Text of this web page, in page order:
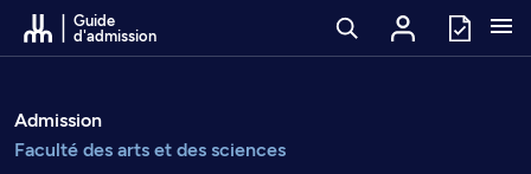
Passer au contenu
Guide
d'admission
Admission
Faculté des arts et des sciences